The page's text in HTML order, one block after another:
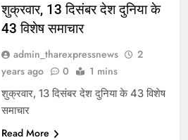
शुक्रवार, 13 दिसंबर देश दुनिया के
43 विशेष समाचार
admin_tharexpressnews
2
years ago
0 1 mins
शुक्रवार, 13 दिसंबर देश दुनिया के 43 विशेष
समाचार
Read More